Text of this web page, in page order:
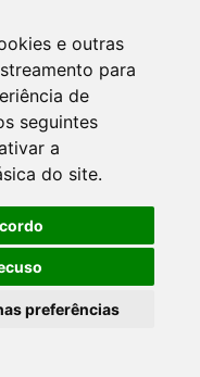
e outras
para
de
seguintes
a
do site.
preferências